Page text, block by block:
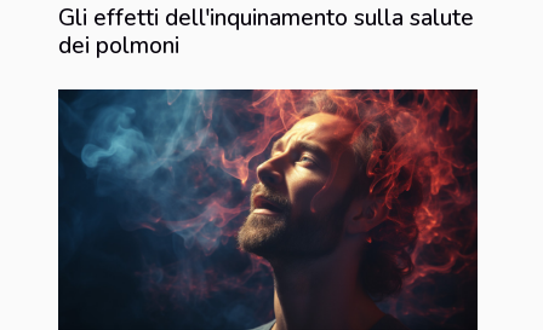
Gli effetti dell'inquinamento sulla salute
dei polmoni